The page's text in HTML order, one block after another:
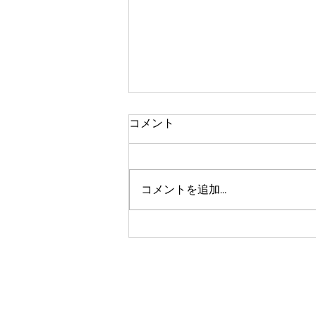
早起きが苦手
コメント
コメントを追加…